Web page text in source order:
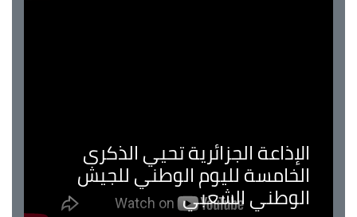
الإذاعة الجزائرية تحيي الذكرى
الخامسة لليوم الوطني للجيش
الوطني الشعبي